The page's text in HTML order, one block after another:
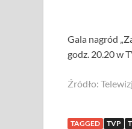
Gala nagród
godz. 20.20 w
Źródło:
TAGGED TVP